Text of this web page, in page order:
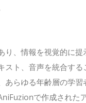
り、情報を視覚的に
スト、音声を統合す
あらゆる年齢層の学
で作成された